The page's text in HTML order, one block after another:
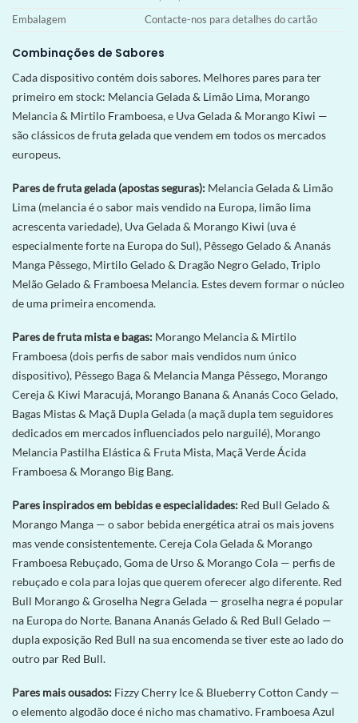
Embalagem
Contacte-nos para detalhes do cartão
Combinações de Sabores
Cada dispositivo contém dois sabores. Melhores pares para ter
primeiro em stock: Melancia Gelada & Limão Lima, Morango
Melancia & Mirtilo Framboesa, e Uva Gelada & Morango Kiwi —
são clássicos de fruta gelada que vendem em todos os mercados
europeus.
Pares de fruta gelada (apostas seguras): Melancia Gelada & Limão
Lima (melancia é o sabor mais vendido na Europa, limão lima
acrescenta variedade), Uva Gelada & Morango Kiwi (uva é
especialmente forte na Europa do Sul), Pêssego Gelado & Ananás
Manga Pêssego, Mirtilo Gelado & Dragão Negro Gelado, Triplo
Melão Gelado & Framboesa Melancia. Estes devem formar o núcleo
de uma primeira encomenda.
Pares de fruta mista e bagas: Morango Melancia & Mirtilo
Framboesa (dois perfis de sabor mais vendidos num único
dispositivo), Pêssego Baga & Melancia Manga Pêssego, Morango
Cereja & Kiwi Maracujá, Morango Banana & Ananás Coco Gelado,
Bagas Mistas & Maçã Dupla Gelada (a maçã dupla tem seguidores
dedicados em mercados influenciados pelo narguilé), Morango
Melancia Pastilha Elástica & Fruta Mista, Maçã Verde Ácida
Framboesa & Morango Big Bang.
Pares inspirados em bebidas e especialidades: Red Bull Gelado &
Morango Manga — o sabor bebida energética atrai os mais jovens
mas vende consistentemente. Cereja Cola Gelada & Morango
Framboesa Rebuçado, Goma de Urso & Morango Cola — perfis de
rebuçado e cola para lojas que querem oferecer algo diferente. Red
Bull Morango & Groselha Negra Gelada — groselha negra é popular
na Europa do Norte. Banana Ananás Gelado & Red Bull Gelado —
dupla exposição Red Bull na sua encomenda se tiver este ao lado do
outro par Red Bull.
Pares mais ousados: Fizzy Cherry Ice & Blueberry Cotton Candy —
o elemento algodão doce é nicho mas chamativo. Framboesa Azul